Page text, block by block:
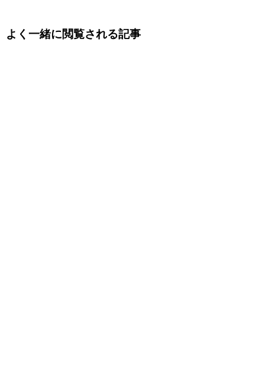
よく一緒に閲覧される記事